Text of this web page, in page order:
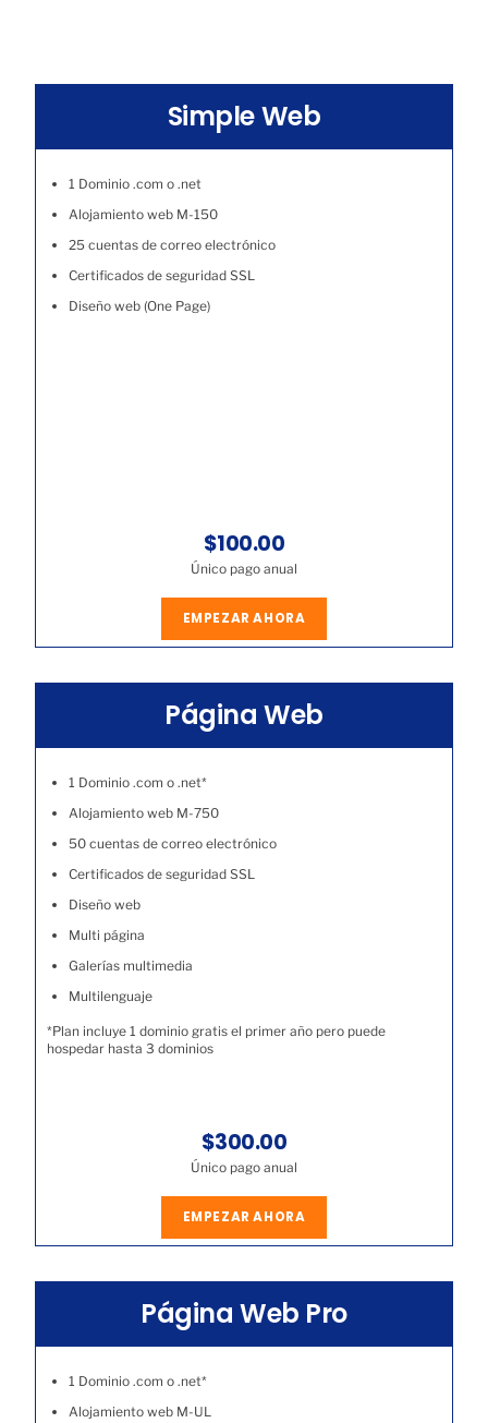
Simple Web
1 Dominio .com o .net
Alojamiento web M-150
25 cuentas de correo electrónico
Certificados de seguridad SSL
Diseño web (One Page)
$100.00
Único pago anual
EMPEZAR AHORA
Página Web
1 Dominio .com o .net*
Alojamiento web M-750
50 cuentas de correo electrónico
Certificados de seguridad SSL
Diseño web
Multi página
Galerías multimedia
Multilenguaje
*Plan incluye 1 dominio gratis el primer año pero puede
hospedar hasta 3 dominios
$300.00
Único pago anual
EMPEZAR AHORA
Página Web Pro
1 Dominio .com o .net*
Alojamiento web M-UL